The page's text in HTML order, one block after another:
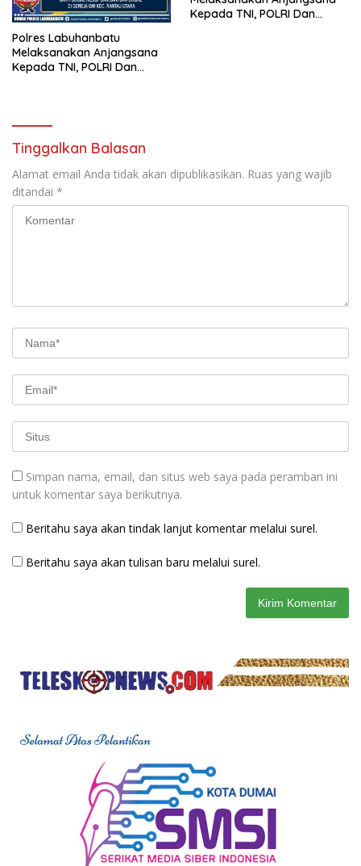
Polres Labuhanbatu
Melaksanakan Anjangsana
Kepada TNI, POLRI Dan
Kepada TNI, POLRI Dan
Tinggalkan Balasan
Alamat email Anda tidak akan dipublikasikan. Ruas yang wajib
ditandai *
Simpan nama, email, dan situs web saya pada peramban ini
untuk komentar saya berikutnya.
Beritahu saya akan tindak lanjut komentar melalui surel.
Beritahu saya akan tulisan baru melalui surel.